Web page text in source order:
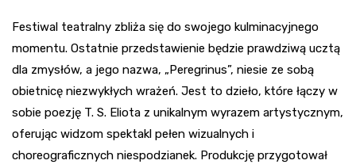
Festiwal teatralny zbliża się do swojego kulminacyjnego
momentu. Ostatnie przedstawienie będzie prawdziwą ucztą
dla zmysłów, a jego nazwa, „Peregrinus”, niesie ze sobą
obietnicę niezwykłych wrażeń. Jest to dzieło, które łączy w
sobie poezję T. S. Eliota z unikalnym wyrazem artystycznym,
oferując widzom spektakl pełen wizualnych i
choreograficznych niespodzianek. Produkcję przygotował